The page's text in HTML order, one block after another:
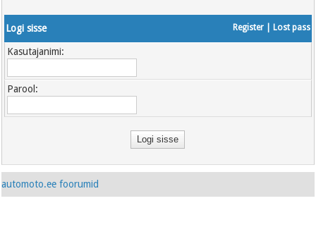
Logi sisse Register| Lost pass
Kasutajanimi:
Parool:
automoto.ee foorumid